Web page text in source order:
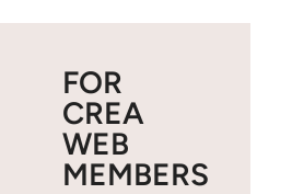
FOR
CREA
WEB
MEMBERS